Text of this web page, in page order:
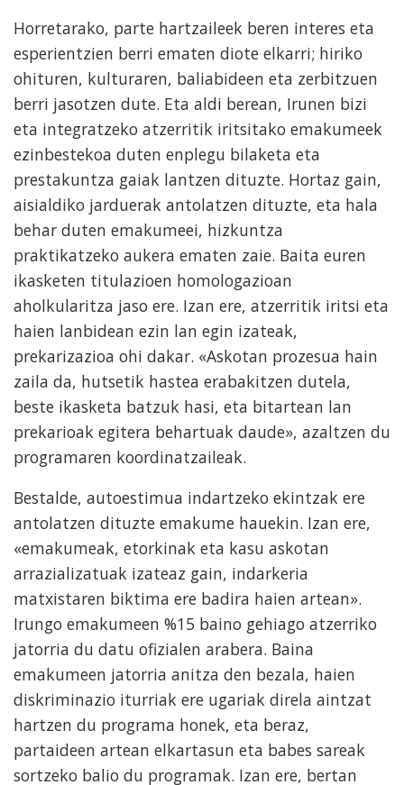
Horretarako, parte hartzaileek beren interes eta
esperientzien berri ematen diote elkarri; hiriko
ohituren, kulturaren, baliabideen eta zerbitzuen
berri jasotzen dute. Eta aldi berean, Irunen bizi
eta integratzeko atzerritik iritsitako emakumeek
ezinbestekoa duten enplegu bilaketa eta
prestakuntza gaiak lantzen dituzte. Hortaz gain,
aisialdiko jarduerak antolatzen dituzte, eta hala
behar duten emakumeei, hizkuntza
praktikatzeko aukera ematen zaie. Baita euren
ikasketen titulazioen homologazioan
aholkularitza jaso ere. Izan ere, atzerritik iritsi eta
haien lanbidean ezin lan egin izateak,
prekarizazioa ohi dakar. «Askotan prozesua hain
zaila da, hutsetik hastea erabakitzen dutela,
beste ikasketa batzuk hasi, eta bitartean lan
prekarioak egitera behartuak daude», azaltzen du
programaren koordinatzaileak.
Bestalde, autoestimua indartzeko ekintzak ere
antolatzen dituzte emakume hauekin. Izan ere,
«emakumeak, etorkinak eta kasu askotan
arrazializatuak izateaz gain, indarkeria
matxistaren biktima ere badira haien artean».
Irungo emakumeen %15 baino gehiago atzerriko
jatorria du datu ofizialen arabera. Baina
emakumeen jatorria anitza den bezala, haien
diskriminazio iturriak ere ugariak direla aintzat
hartzen du programa honek, eta beraz,
partaideen artean elkartasun eta babes sareak
sortzeko balio du programak. Izan ere, bertan